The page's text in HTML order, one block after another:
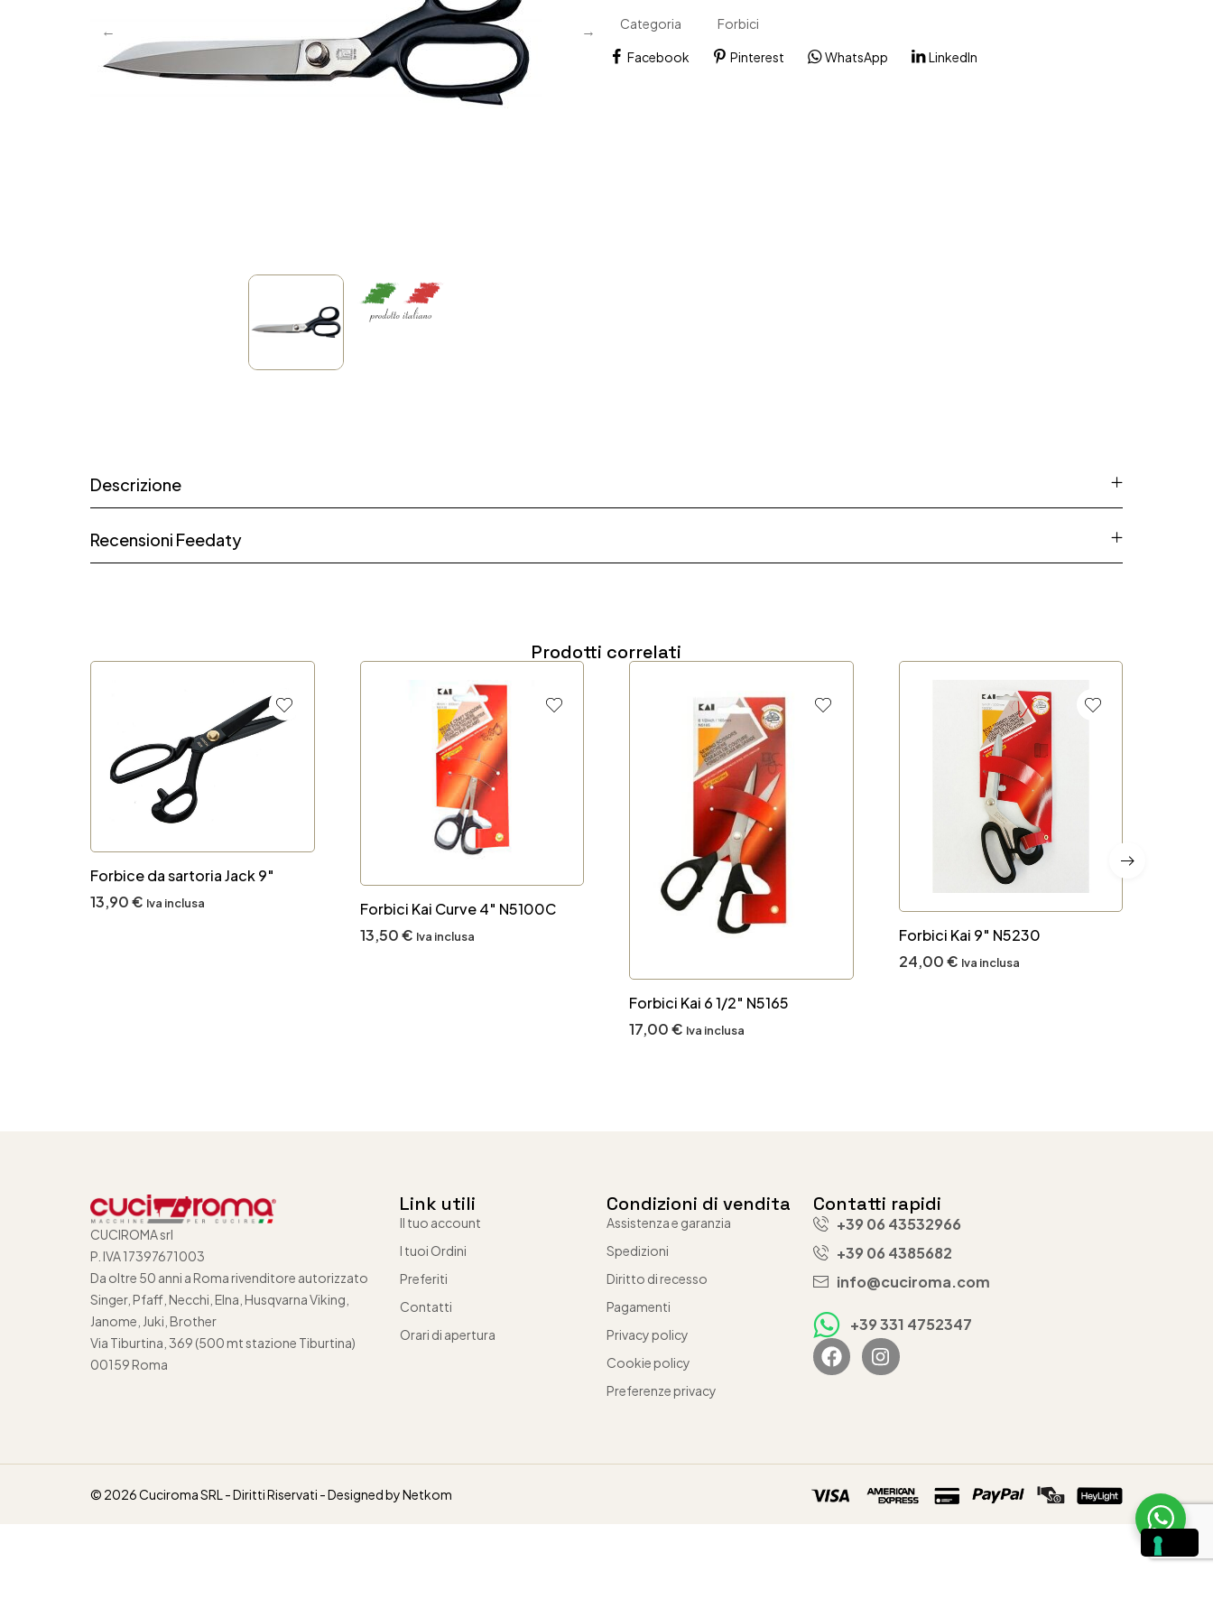
Necchi
Pfaff
Singer
Categoria Forbici
Facebook Pinterest WhatsApp LinkedIn
Descrizione
Recensioni Feedaty
Prodotti correlati
Forbice da sartoria Jack 9″
13,90€ Iva inclusa
Forbici Kai Curve 4″ N5100C
13,50€ Iva inclusa
Forbici Kai 6 1/2″ N5165
17,00€ Iva inclusa
Forbici Kai 9″ N5230
24,00€ Iva inclusa
CUCIROMA srl
P. IVA 17397671003
Da oltre 50 anni a Roma rivenditore autorizzato
Singer, Pfaff, Necchi, Elna, Husqvarna Viking,
Janome, Juki, Brother
Via Tiburtina, 369 (500 mt stazione Tiburtina)
00159 Roma
Link utili
Il tuo account
I tuoi Ordini
Preferiti
Contatti
Orari di apertura
Condizioni di vendita
Assistenza e garanzia
Spedizioni
Diritto di recesso
Pagamenti
Privacy policy
Cookie policy
Preferenze privacy
Contatti rapidi
+39 06 43532966
+39 06 4385682
info@cuciroma.com
+39 331 4752347
© 2026 Cuciroma SRL - Diritti Riservati - Designed byNetkom